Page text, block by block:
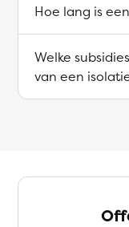
Hoe lang is
Welke
van een